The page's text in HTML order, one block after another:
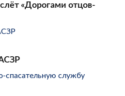
«Дорогами отцов-